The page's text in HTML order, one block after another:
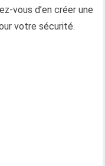
vous d’en créer une
votre sécurité.